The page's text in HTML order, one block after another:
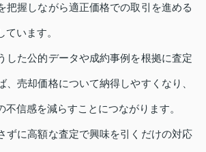
把握しながら適正価格での取引を進める
ています。
した公的データや成約事例を根拠に査定
、売却価格について納得しやすくなり、
不信感を減らすことにつながります。
ずに高額な査定で興味を引くだけの対応